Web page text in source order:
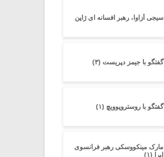
سیجی اُزاوا، رهبر افسانه ای ژاپن
گفتگو با جیمز دپریست (۳)
گفتگو با روستروپوویچ (۱)
مارک مینکووسکی رهبر فرانسوی
اپرا (۱)